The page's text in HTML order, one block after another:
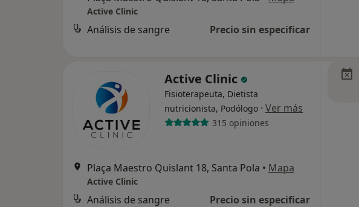
Active Clinic
Análisis de sangre Precio sin especificar
Active Clinic
Fisioterapeuta, Dietista
nutricionista, Podólogo · Ver más
315 opiniones
Plaça Maestro Quislant 18, Santa Pola • Mapa
Active Clinic
Análisis de sangre
Precio sin especificar